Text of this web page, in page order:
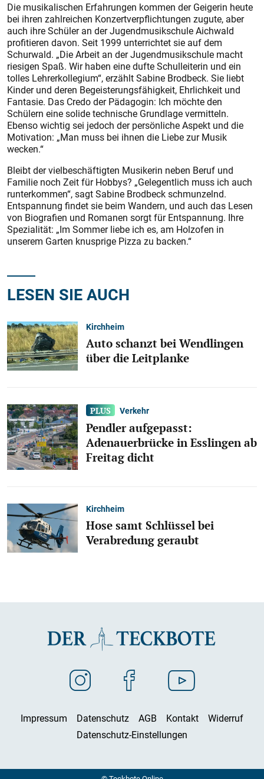
Die musikalischen Erfahrungen kommen der Geigerin heute
bei ihren zahlreichen Konzertverpflichtungen zugute, aber
auch ihre Schüler an der Jugendmusikschule Aichwald
profitieren davon. Seit 1999 unterrichtet sie auf dem
Schurwald. „Die Arbeit an der Jugendmusikschule macht
riesigen Spaß. Wir haben eine dufte Schulleiterin und ein
tolles Lehrerkollegium“, erzählt Sabine Brodbeck. Sie liebt
Kinder und deren Begeisterungsfähigkeit, Ehrlichkeit und
Fantasie. Das Credo der Pädagogin: Ich möchte den
Schülern eine solide technische Grundlage vermitteln.
Ebenso wichtig sei jedoch der persönliche Aspekt und die
Motivation: „Man muss bei ihnen die Liebe zur Musik
wecken.“
Bleibt der vielbeschäftigten Musikerin neben Beruf und
Familie noch Zeit für Hobbys? „Gelegentlich muss ich auch
runterkommen“, sagt Sabine Brodbeck schmunzelnd.
Entspannung findet sie beim Wandern, und auch das Lesen
von Biografien und Romanen sorgt für Entspannung. Ihre
Spezialität: „Im Sommer liebe ich es, am Holzofen in
unserem Garten knusprige Pizza zu backen.“
LESEN SIE AUCH
Kirchheim
Auto schanzt bei Wendlingen
über die Leitplanke
Verkehr
Pendler aufgepasst:
Adenauerbrücke in Esslingen ab
Freitag dicht
Kirchheim
Hose samt Schlüssel bei
Verabredung geraubt
Impressum Datenschutz AGB Kontakt
Widerruf
Datenschutz-Einstellungen